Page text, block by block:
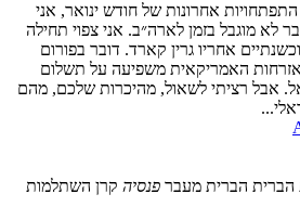
אחרונות של חודש ינואר, אני
לא מוגבל בזמן לארה״ב. אני צפוי תחילה
אחריו גרין קארד. דובר בפורום
האמריקאית משפיעה על תשלום
אבל רציתי לשאול, מהיכרות שלכם, מהם
הברית הברית מעבר פנסיה קרן השתלמות